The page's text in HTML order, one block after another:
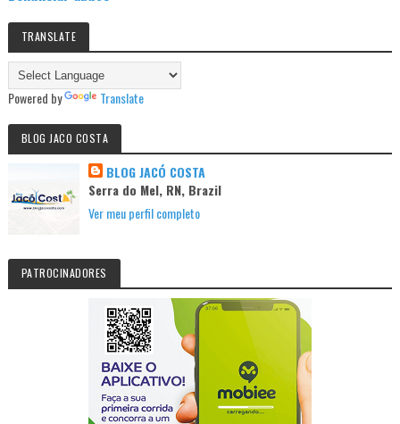
TRANSLATE
Powered by Translate
BLOG JACO COSTA
BLOG JACÓ COSTA
Serra do Mel, RN, Brazil
Ver meu perfil completo
PATROCINADORES